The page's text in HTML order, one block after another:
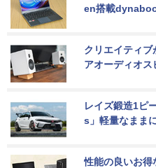
en搭載
クリエイティブ
アオーディオス
レイズ鍛造1ピ
s」軽量なまま
性能の良いお得